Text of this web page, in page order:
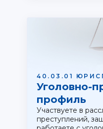
40.03.01
Уголовно-
профиль
Участвуете в
преступлений,